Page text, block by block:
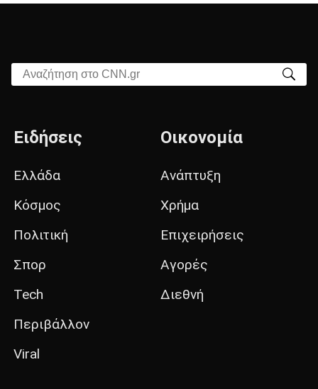
Αναζήτηση στο CNN.gr
Ειδήσεις
Ελλάδα
Κόσμος
Πολιτική
Σπορ
Tech
Περιβάλλον
Viral
Οικονομία
Ανάπτυξη
Χρήμα
Επιχειρήσεις
Αγορές
Διεθνή